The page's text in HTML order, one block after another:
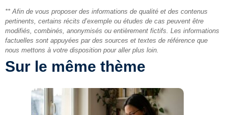
** Afin de vous proposer des informations de qualité et des contenus
pertinents, certains récits d’exemple ou études de cas peuvent être
modifiés, combinés, anonymisés ou entièrement fictifs. Les informations
factuelles sont appuyées par des sources et textes de référence que
nous mettons à votre disposition pour aller plus loin.
Sur le même thème